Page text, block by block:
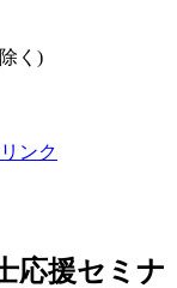
く)
応援セミナ